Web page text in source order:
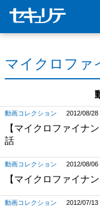
マイクロファ
動画コレクション 2012/08/28
【マイクロファイナ
話
動画コレクション 2012/08/06
【マイクロファイナ
動画コレクション 2012/07/13